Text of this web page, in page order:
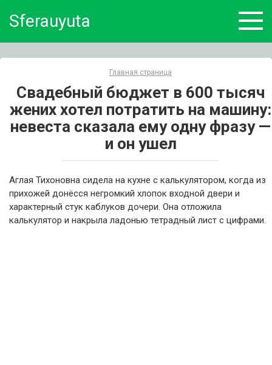
Sferauyuta
Главная страница
Свадебный бюджет в 600 тысяч
жених хотел потратить на машину:
невеста сказала ему одну фразу —
и он ушел
Аглая Тихоновна сидела на кухне с калькулятором, когда из
прихожей донёсся негромкий хлопок входной двери и
характерный стук каблуков дочери. Она отложила
калькулятор и накрыла ладонью тетрадный лист с цифрами.